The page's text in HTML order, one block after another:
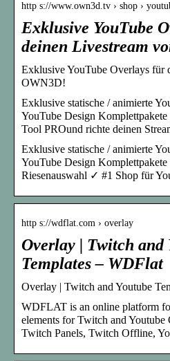
http s://www.own3d.tv › shop ›
Exklusive YouTube
deinen Livestream
Exklusive YouTube Overlays für
OWN3D!
Exklusive statische / animierte
YouTube Design
Tool PROund richte deinen
Exklusive statische / animierte
YouTube Design
Riesenauswahl ✓ #1 Shop für
http s://wdflat.com › overlay
Overlay | Twitch and
Templates – WDFlat
Overlay | Twitch and Youtube
WDFLAT is an online platform
elements for Twitch and Youtube
Twitch Panels, Twitch Offline,